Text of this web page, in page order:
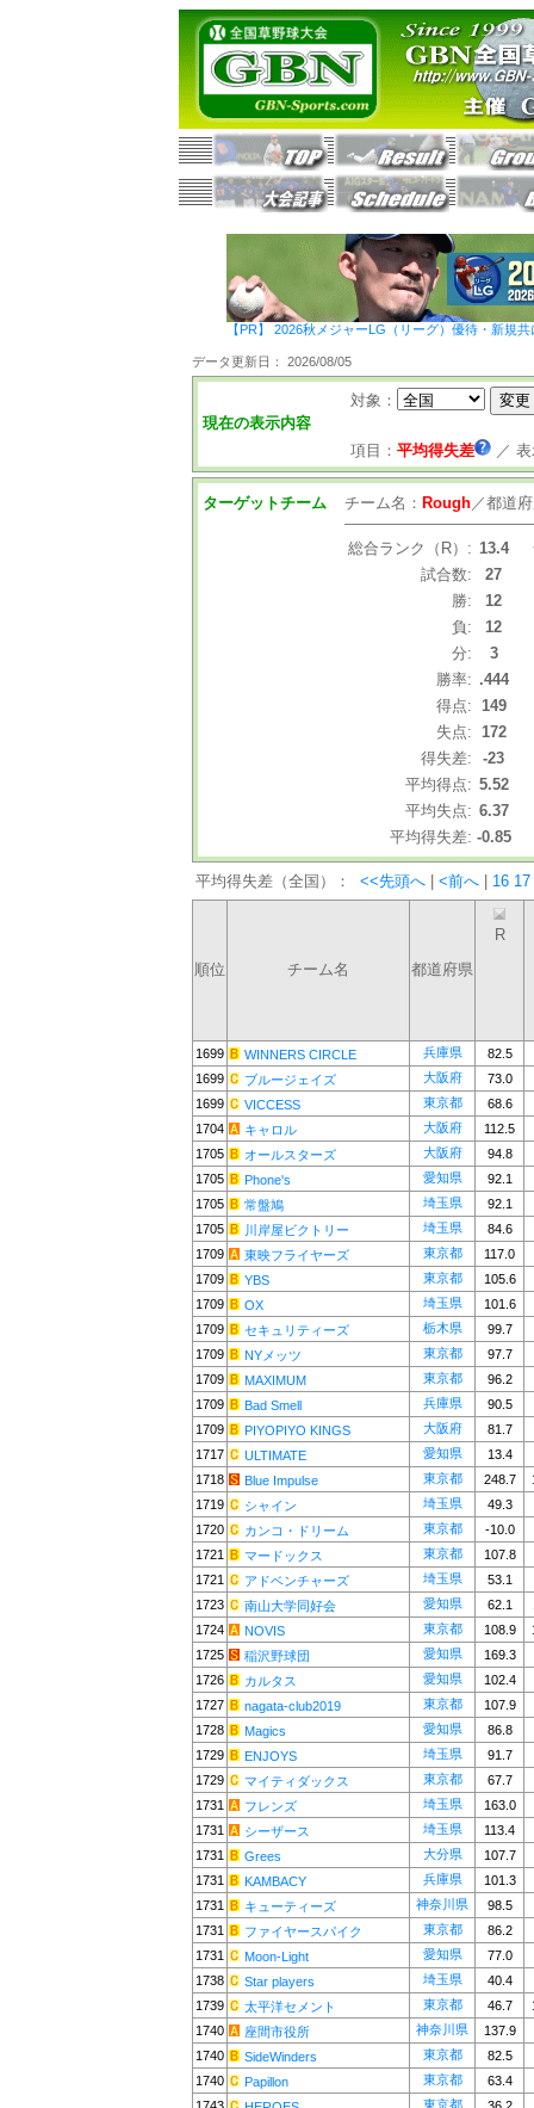
【PR】 2026秋メジャーLG（リーグ）優待・新規
データ更新日： 2026/08/05
現在の表示内容
対象：
項目： 平均得失差 ／
ターゲットチーム チーム名： Rough／都道
総合ランク（R）: 13.4
試合数:
27
勝:
12
負:
12
分:
3
勝率: .444
得点: 149
失点: 172
得失差:
-23
平均得点: 5.52
平均失点: 6.37
平均得失差: -0.85
平均得失差（全国）： <<先頭へ <前へ 16 17
順位 チーム名 都道府県
R
1699 WINNERS CIRCLE 兵庫県
82.5
1699
ブルージェイズ 大阪府
73.0
1699
VICCESS 東京都
68.6
1704
キャロル 大阪府
112.5
1705
オールスターズ 大阪府
94.8
1705
Phone's 愛知県
92.1
1705
常盤鳩 埼玉県
92.1
1705
川岸屋ビクトリー 埼玉県
84.6
1709
東映フライヤーズ 東京都
117.0
1709
YBS 東京都
105.6
1709
OX 埼玉県
101.6
1709
セキュリティーズ 栃木県
99.7
1709
NYメッツ 東京都
97.7
1709
MAXIMUM 東京都
96.2
1709
Bad Smell 兵庫県
90.5
1709
PIYOPIYO KINGS 大阪府
81.7
1717
ULTIMATE 愛知県
13.4
1718
Blue Impulse 東京都 248.7
1719
シャイン 埼玉県
49.3
1720
カンコ・ドリーム 東京都
-10.0
1721
マードックス 東京都
107.8
1721
アドベンチャーズ 埼玉県
53.1
1723
南山大学同好会 愛知県 62.1
1724
NOVIS 東京都 108.9
1725
稲沢野球団 愛知県
169.3
1726
カルタス 愛知県
102.4
1727
nagata-club2019 東京都
107.9
1728
Magics 愛知県
86.8
1729
ENJOYS 埼玉県
91.7
1729
マイティダックス 東京都
67.7
1731
フレンズ 埼玉県
163.0
1731
シーザース 埼玉県
113.4
1731
Grees 大分県
107.7
1731
KAMBACY 兵庫県
101.3
1731
キューティーズ 神奈川県
98.5
1731
ファイヤースパイク 東京都
86.2
1731
Moon-Light 愛知県
77.0
1738
Star players 埼玉県
40.4
1739
太平洋セメント 東京都 46.7
1740
座間市役所 神奈川県
137.9
1740
SideWinders 東京都
82.5
1740
Papillon 東京都
63.4
東京都